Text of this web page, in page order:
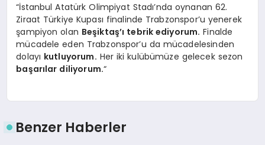
“İstanbul Atatürk Olimpiyat Stadı’nda oynanan 62.
Ziraat Türkiye Kupası finalinde Trabzonspor’u yenerek
şampiyon olan Beşiktaş’ı tebrik ediyorum. Finalde
mücadele eden Trabzonspor’u da mücadelesinden
dolayı kutluyorum. Her iki kulübümüze gelecek sezon
başarılar diliyorum.“
Benzer Haberler